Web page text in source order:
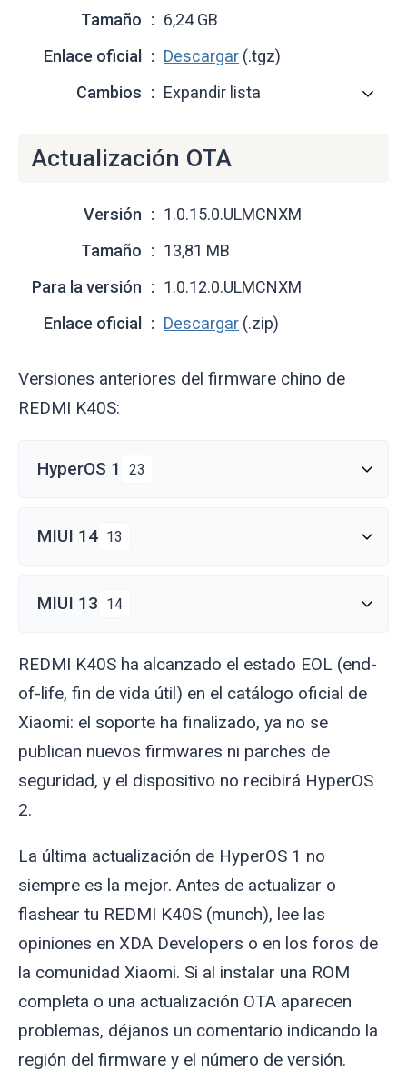
Tamaño
6,24 GB
Enlace oficial
Descargar (.tgz)
Cambios
Expandir lista
Actualización OTA
Versión
1.0.15.0.ULMCNXM
Tamaño
13,81 MB
Para la versión
1.0.12.0.ULMCNXM
Enlace oficial
Descargar (.zip)
Versiones anteriores del firmware chino de
REDMI K40S:
HyperOS 1 23
MIUI 14 13
MIUI 13 14
REDMI K40S ha alcanzado el estado EOL (end-
of-life, fin de vida útil) en el catálogo oficial de
Xiaomi: el soporte ha finalizado, ya no se
publican nuevos firmwares ni parches de
seguridad, y el dispositivo no recibirá HyperOS
2.
La última actualización de HyperOS 1 no
siempre es la mejor. Antes de actualizar o
flashear tu REDMI K40S (munch), lee las
opiniones en XDA Developers o en los foros de
la comunidad Xiaomi. Si al instalar una ROM
completa o una actualización OTA aparecen
problemas, déjanos un comentario indicando la
región del firmware y el número de versión.